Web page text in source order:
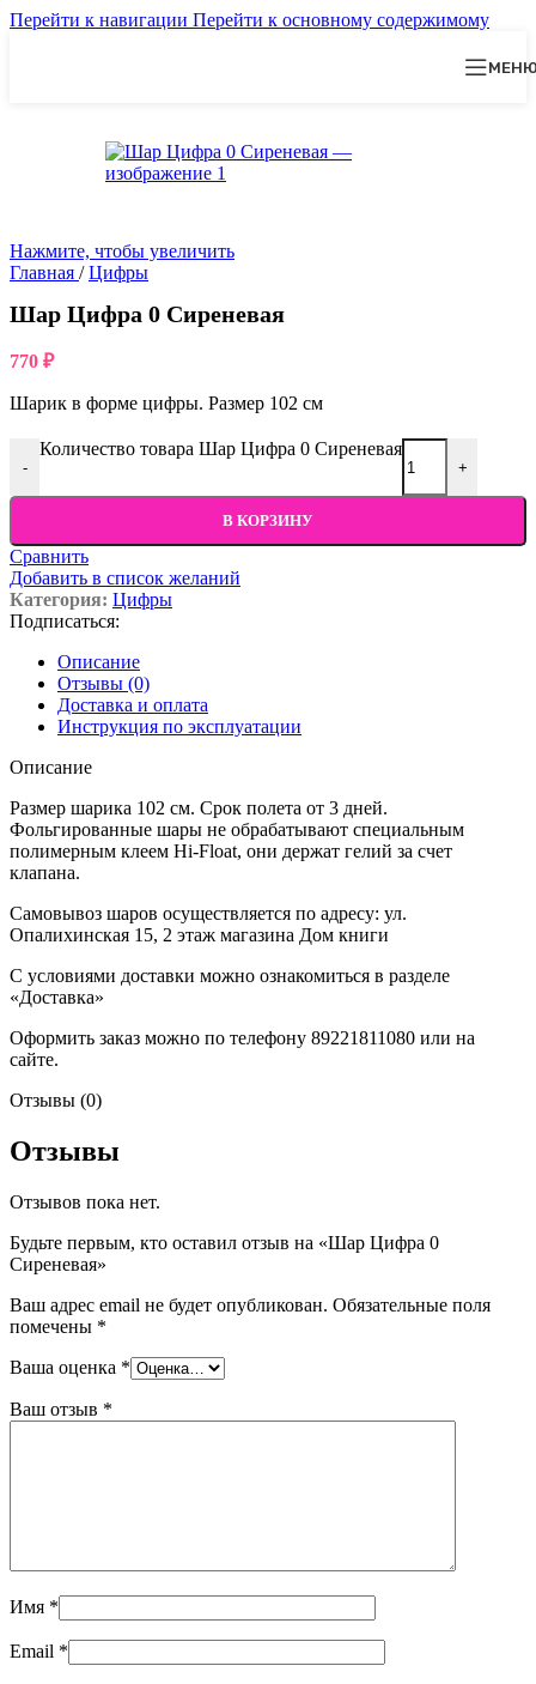
Перейти к навигации Перейти к основному содержимому
Нажмите, чтобы увеличить
Главная / Цифры
Шар Цифра 0 Сиреневая
770 ₽
Шарик в форме цифры. Размер 102 см
-
Количество товара Шар Цифра 0 Сиреневая
+
В КОРЗИНУ
Сравнить
Добавить в список желаний
Категория: Цифры
Подписаться:
Описание
Отзывы (0)
Доставка и оплата
Инструкция по эксплуатации
Описание
Размер шарика 102 см. Срок полета от 3 дней.
Фольгированные шары не обрабатывают специальным
полимерным клеем Hi-Float, они держат гелий за счет
клапана.
Самовывоз шаров осуществляется по адресу: ул.
Опалихинская 15, 2 этаж магазина Дом книги
С условиями доставки можно ознакомиться в разделе
«Доставка»
Оформить заказ можно по телефону 89221811080 или на
сайте.
Отзывы (0)
Отзывы
Отзывов пока нет.
Будьте первым, кто оставил отзыв на «Шар Цифра 0
Сиреневая»
Ваш адрес email не будет опубликован. Обязательные поля
помечены *
Ваша оценка *
Ваш отзыв *
Имя *
Email *